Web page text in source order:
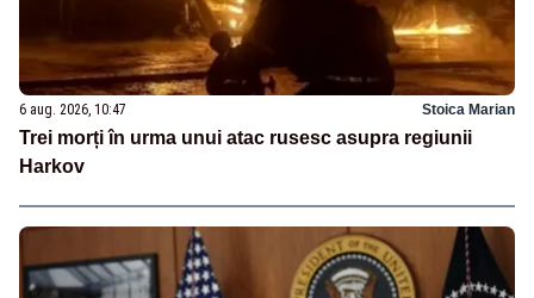
6 aug. 2026, 10:47 Stoica Marian
Trei morți în urma unui atac rusesc asupra regiunii
Harkov